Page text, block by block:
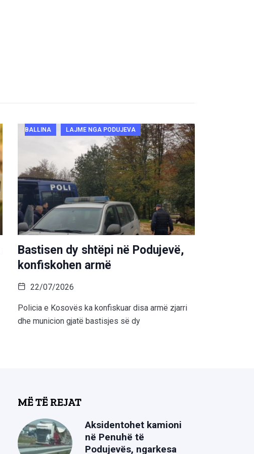
BALLINA LAJME NGA PODUJEVA
Bastisen dy shtëpi në Podujevë,
konfiskohen armë
22/07/2026
Policia e Kosovës ka konfiskuar disa armë zjarri
dhe municion gjatë bastisjes së dy
MË TË REJAT
Aksidentohet kamioni
në Penuhë të
Podujevës, ngarkesa